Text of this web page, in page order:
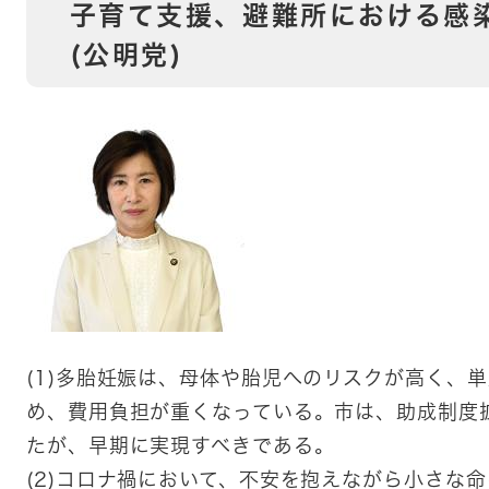
子育て支援、避難所における
(公明党)
(1)多胎妊娠は、母体や胎児へのリスクが高く、
め、費用負担が重くなっている。市は、助成制
たが、早期に実現すべきである。
(2)コロナ禍において、不安を抱えながら小さな